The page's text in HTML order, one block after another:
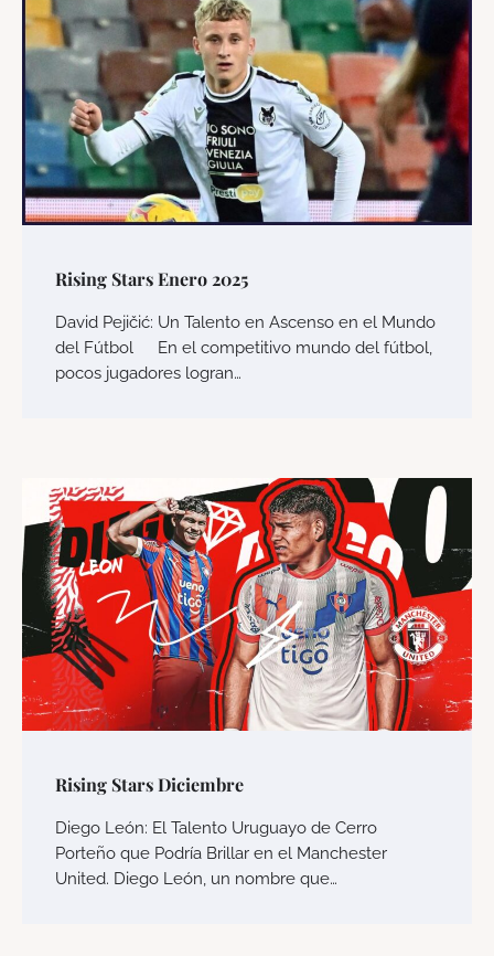
Rising Stars Enero 2025
David Pejičić: Un Talento en Ascenso en el Mundo
del Fútbol En el competitivo mundo del fútbol,
pocos jugadores logran…
Rising Stars Diciembre
Diego León: El Talento Uruguayo de Cerro
Porteño que Podría Brillar en el Manchester
United. Diego León, un nombre que…